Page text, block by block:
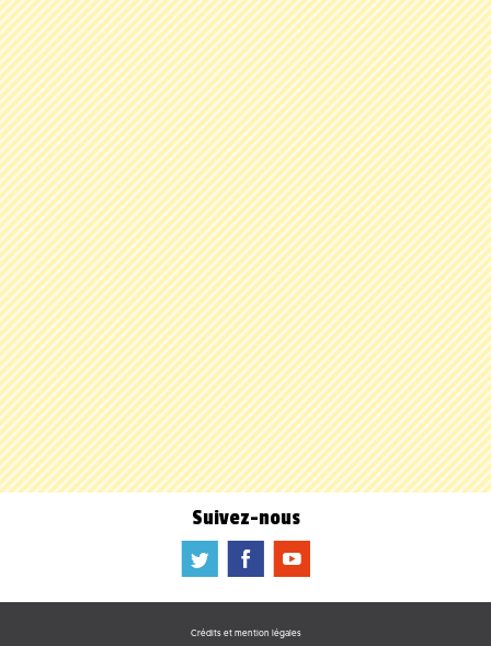
Suivez-nous
a b f
Crédits et mention légales